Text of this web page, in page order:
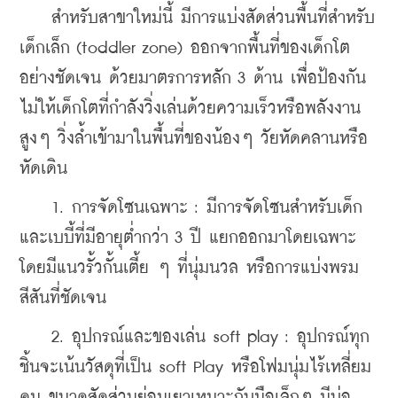
สำหรับสาขาใหม่นี้ มีการแบ่งสัดส่วนพื้นที่สำหรับ
เด็กเล็ก (toddler zone) ออกจากพื้นที่ของเด็กโต
อย่างชัดเจน ด้วยมาตรการหลัก 3 ด้าน เพื่อป้องกัน
ไม่ให้เด็กโตที่กำลังวิ่งเล่นด้วยความเร็วหรือพลังงาน
สูงๆ วิ่งล้ำเข้ามาในพื้นที่ของน้องๆ วัยหัดคลานหรือ
หัดเดิน
1. การจัดโซนเฉพาะ : มีการจัดโซนสำหรับเด็ก
และเบบี้ที่มีอายุต่ำกว่า 3 ปี แยกออกมาโดยเฉพาะ
โดยมีแนวรั้วกั้นเตี้ย ๆ ที่นุ่มนวล หรือการแบ่งพรม
สีสันที่ชัดเจน
2. อุปกรณ์และของเล่น soft play : อุปกรณ์ทุก
ชิ้นจะเน้นวัสดุที่เป็น soft Play หรือโฟมนุ่มไร้เหลี่ยม